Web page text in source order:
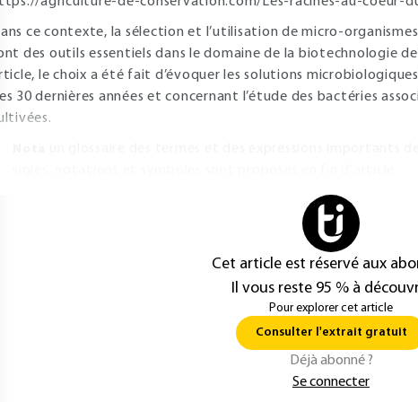
ce contexte, la sélection et l’utilisation de micro-
des outils essentiels dans le domaine de la biotechnologie
le choix a été fait d’évoquer les solutions
30 dernières années et concernant l’étude des bactéries
Cet article est réservé aux
Il vous reste 95 % à
Pour explorer cet article
Consulter l'extrait gratuit
Déjà abonné ?
Se connecter